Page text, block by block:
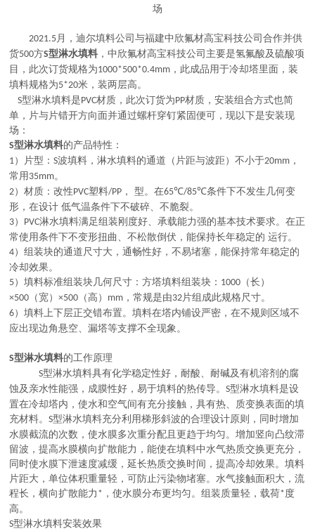
场
2021.5月，迪尔填料公司与福建中欣氟材高宝科技公司合作并供
货500方S型淋水填料 ，中欣氟材高宝科技公司主要是氢氟酸及硫酸项
目，此次订货规格为1000*500*0.4mm ，此成品用于冷却塔里面，装
填料规格为5*20米，装两层高。
S型淋水填料是PVC材质，此次订货为PP材质，安装组合方式也简
单，片与片错开方向面并通过螺杆穿钉紧固便可，现以下是安装现
场：
S型淋水填料的产品特性：
1）片型：S波填料，淋水填料的通道（片距与波距）不小于20mm ，
常用 35mm。
2）材质：改性PVC塑料/PP ， 型。在65℃/85℃条件下不发生几何变
形，在设计 低气温条件下不破碎、不脆裂。
3） PVC淋水填料满足组装刚度好、承载能力强的基本技术要求。在正
常使用条件下不变形扭曲、不松散倒伏，能保持长年稳定的 运行。
4）组装块的通道尺寸大，通畅性好，不易堵塞，能保持常年稳定的
冷却效果。
5）填料标准组装块几何尺寸：方塔填料组装块： 1000 （长）
×500 （宽）×500 （高） mm ，常规是由32片组成此规格尺寸。
6）填料上下层正交错布置。填料在塔内铺设严密，在不规则区域不
应出现边角悬空、漏塔等支撑不全现象。
S型淋水填料的工作原理
S型淋水填料具有化学稳定性好，耐酸、耐碱及有机溶剂的腐
蚀及亲水性能强，成膜性好，易于填料的热传导。S型淋水填料是设
置在冷却塔内，使水和空气间有充分接触，具有热、质变换表面的填
充材料。S型淋水填料充分利用梯形斜波的合理设计原则，同时增加
水膜截流的次数，使水膜多次重分配且更趋于均匀。增加竖向凸纹滞
留波，提高水膜横向扩散能力，能使在填料中水气热质交换更充分，
同时使水膜下泄速度减缓，延长热质交换时间，提高冷却效果。填料
片距大，单位体积重量轻，可防止污染物堵塞。水气接触面积大，流
程长，横向扩散能力 * ，使水膜分布更均匀。组装质量轻，载荷*度
高。
S型淋水填料安装效果